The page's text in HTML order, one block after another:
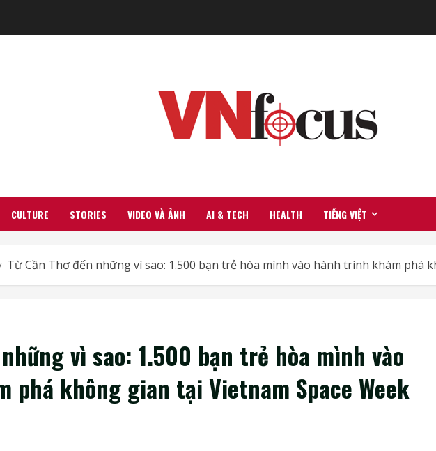
CULTURE STORIES VIDEO VÀ ẢNH AI & TECH HEALTH TIẾNG VIỆT
Từ Cần Thơ đến những vì sao: 1.500 bạn trẻ hòa mình vào hành trình khám phá
vì sao: 1.500 bạn trẻ hòa mình vào
phá không gian tại Vietnam Space Week